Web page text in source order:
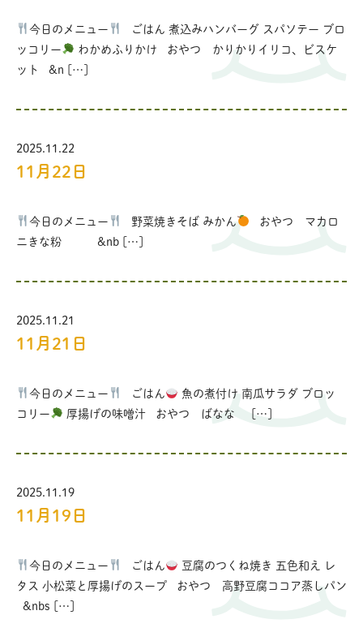
今日のメニュー
ごはん 煮込みハンバーグ スパソテー ブロ
ッコリー
わかめふりかけ おやつ かりかりイリコ、ビスケ
ット &n […]
2025.11.22
11月22日
今日のメニュー 野菜焼きそば みかん
おやつ マカロ
ニきな粉 &nb […]
2025.11.21
11月21日
今日のメニュー ごはん
魚の煮付け 南瓜サラダ ブロッ
コリー
厚揚げの味噌汁 おやつ ばなな […]
2025.11.19
11月19日
今日のメニュー ごはん
豆腐のつくね焼き 五色和え レ
タス 小松菜と厚揚げのスープ おやつ 高野豆腐ココア蒸しパン
&nbs […]